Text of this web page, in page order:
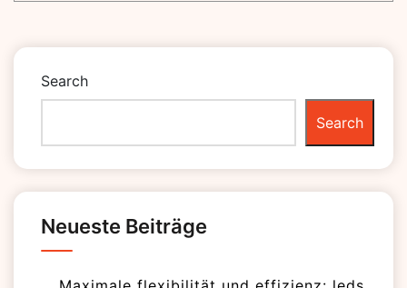
Search
Search
Neueste Beiträge